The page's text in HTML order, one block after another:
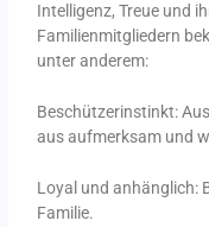
Intelligenz, Treue und
Familienmitgliedern
unter anderem:
Beschützerinstinkt:
aus aufmerksam und
Loyal und anhänglich:
Familie.